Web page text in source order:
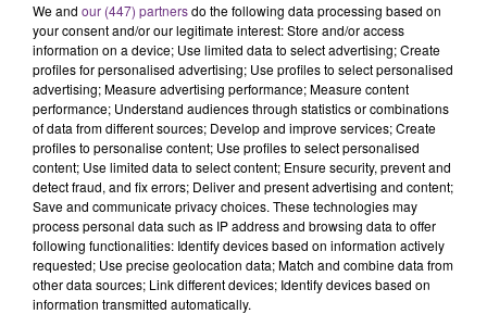
LE MAGASIN JOUÉCLUB DE REIMS FERME
SES PORTES
C'était l'une des institutions du centre-ville
rémois. Le magasin JouéClub est contraint de
fermer ses portes.
TITRES DIFFUSÉS
8h47
8h47 8h44
8h44
We and our (447) partnersdo the following data processing based on
your consent and/or our legitimate interest: Store and/or access
information on a device; Use limited data to select advertising; Create
profiles for personalised advertising; Use profiles to select personalised
advertising; Measure advertising performance; Measure content
performance; Understand audiences through statistics or combinations
of data from different sources; Develop and improve services; Create
profiles to personalise content; Use profiles to select personalised
content; Use limited data to select content; Ensure security, prevent and
detect fraud, and fix errors; Deliver and present advertising and content;
Save and communicate privacy choices. These technologies may
process personal data such as IP address and browsing data to offer
following functionalities: Identify devices based on information actively
requested; Use precise geolocation data; Match and combine data from
other data sources; Link different devices; Identify devices based on
information transmitted automatically.